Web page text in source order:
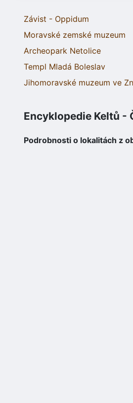
Závist - Oppidum
Moravské zemské muzeum
Archeopark Netolice
Templ Mladá Boleslav
Jihomoravské muzeum ve
Encyklopedie Keltů -
Podrobnosti o lokalitách z